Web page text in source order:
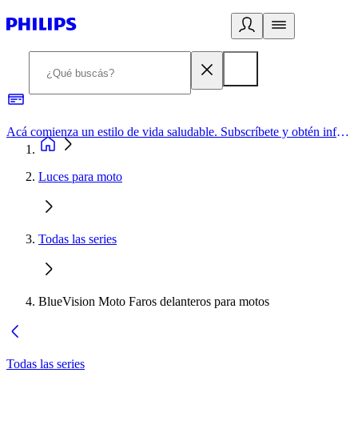
Acá comienza un estilo de vida saludable. Subscríbete y obtén información de primera mano
Luces para moto
Todas las series
BlueVision Moto Faros delanteros para motos
Todas las series